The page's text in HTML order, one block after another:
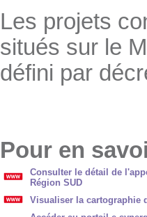
Les projets
situés sur le
défini par
Pour en
Consulter le détail de
Région SUD
Visualiser la cartographie